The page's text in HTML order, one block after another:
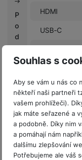
Souhlas s
Aby se vám u nás co
někteří naši partneři
vašem prohlížeči).
jak máte seřazené a
a podobně. Díky nim
a pomáhají nám
dalšímu zlepšování
Potřebujeme ale váš
P
o
d
m
ín
y
s
o
u
t
ě
ž
e
HDMI
USB-C
Bluetooth